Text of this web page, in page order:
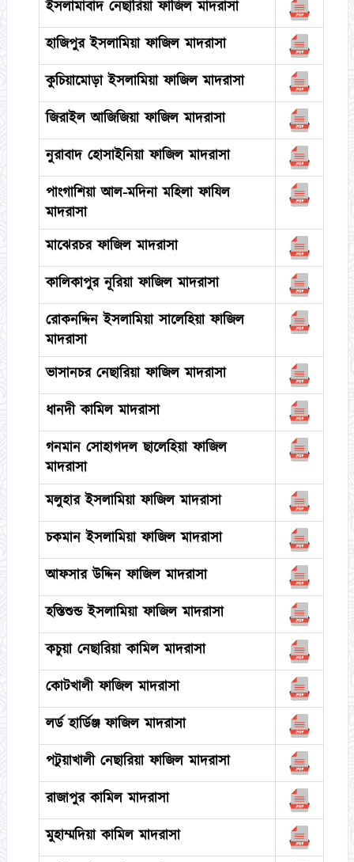
ইসলামাবাদ নেছারিয়া ফাজিল মাদরাসা
হাজিপুর ইসলামিয়া ফাজিল মাদরাসা
কুচিয়ামোড়া ইসলামিয়া ফাজিল মাদরাসা
জিরাইল আজিজিয়া ফাজিল মাদরাসা
নুরাবাদ হোসাইনিয়া ফাজিল মাদরাসা
পাংগাশিয়া আল-মদিনা মহিলা ফাযিল
মাদরাসা
মাঝেরচর ফাজিল মাদরাসা
কালিকাপুর নূরিয়া ফাজিল মাদরাসা
রোকনদ্দিন ইসলামিয়া সালেহিয়া ফাজিল
মাদরাসা
ভাসানচর নেছারিয়া ফাজিল মাদরাসা
ধানদী কামিল মাদরাসা
গনমান সোহাগদল ছালেহিয়া ফাজিল
মাদরাসা
মলুহার ইসলামিয়া ফাজিল মাদরাসা
চকমান ইসলামিয়া ফাজিল মাদরাসা
আফসার উদ্দিন ফাজিল মাদরাসা
হস্তিশুন্ড ইসলামিয়া ফাজিল মাদরাসা
কচুয়া নেছারিয়া কামিল মাদরাসা
কোটখালী ফাজিল মাদরাসা
লর্ড হার্ডিঞ্জ ফাজিল মাদরাসা
পটুয়াখালী নেছারিয়া ফাজিল মাদরাসা
রাজাপুর কামিল মাদরাসা
মুহাম্মদিয়া কামিল মাদরাসা